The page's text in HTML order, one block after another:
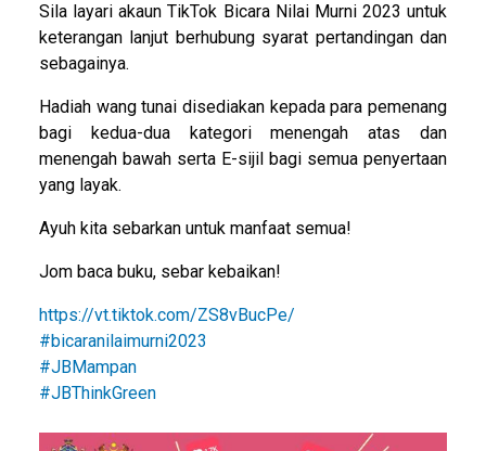
Sila layari akaun TikTok Bicara Nilai Murni 2023 untuk
keterangan lanjut berhubung syarat pertandingan dan
sebagainya.
Hadiah wang tunai disediakan kepada para pemenang
bagi kedua-dua kategori menengah atas dan
menengah bawah serta E-sijil bagi semua penyertaan
yang layak.
Ayuh kita sebarkan untuk manfaat semua!
Jom baca buku, sebar kebaikan!
https://vt.tiktok.com/ZS8vBucPe/
#bicaranilaimurni2023
#JBMampan
#JBThinkGreen